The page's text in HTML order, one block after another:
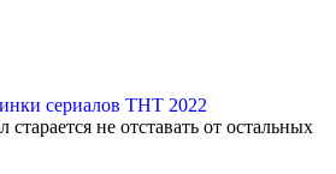
сериалов ТНТ 2022
не отставать от остальных